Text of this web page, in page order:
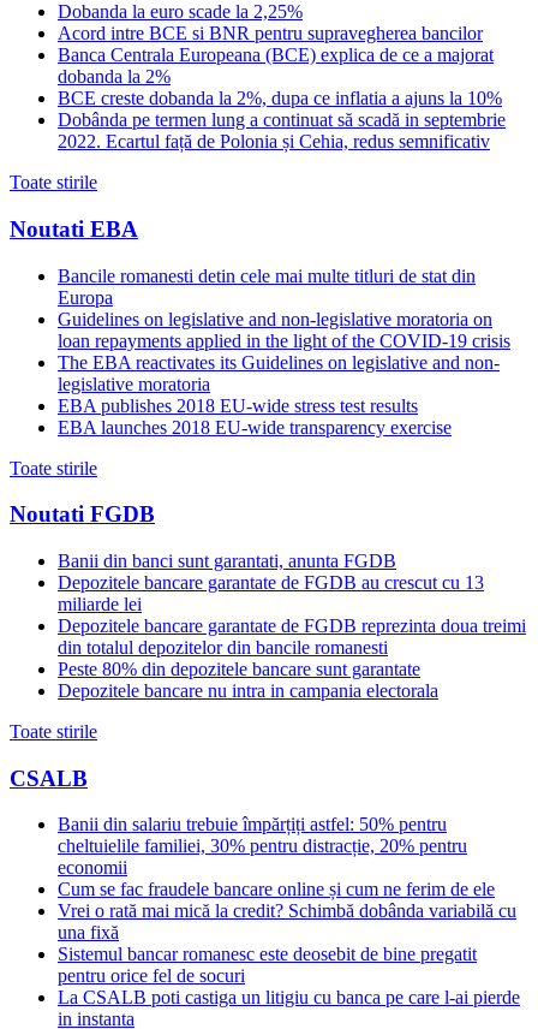
Dobanda la euro scade la 2,25%
Acord intre BCE si BNR pentru supravegherea bancilor
Banca Centrala Europeana (BCE) explica de ce a majorat
dobanda la 2%
BCE creste dobanda la 2%, dupa ce inflatia a ajuns la 10%
Dobânda pe termen lung a continuat să scadă in septembrie
2022. Ecartul față de Polonia și Cehia, redus semnificativ
Toate stirile
Noutati EBA
Bancile romanesti detin cele mai multe titluri de stat din
Europa
Guidelines on legislative and non-legislative moratoria on
loan repayments applied in the light of the COVID-19 crisis
The EBA reactivates its Guidelines on legislative and non-
legislative moratoria
EBA publishes 2018 EU-wide stress test results
EBA launches 2018 EU-wide transparency exercise
Toate stirile
Noutati FGDB
Banii din banci sunt garantati, anunta FGDB
Depozitele bancare garantate de FGDB au crescut cu 13
miliarde lei
Depozitele bancare garantate de FGDB reprezinta doua treimi
din totalul depozitelor din bancile romanesti
Peste 80% din depozitele bancare sunt garantate
Depozitele bancare nu intra in campania electorala
Toate stirile
CSALB
Banii din salariu trebuie împărțiți astfel: 50% pentru
cheltuielile familiei, 30% pentru distracție, 20% pentru
economii
Cum se fac fraudele bancare online și cum ne ferim de ele
Vrei o rată mai mică la credit? Schimbă dobânda variabilă cu
una fixă
Sistemul bancar romanesc este deosebit de bine pregatit
pentru orice fel de socuri
La CSALB poti castiga un litigiu cu banca pe care l-ai pierde
in instanta